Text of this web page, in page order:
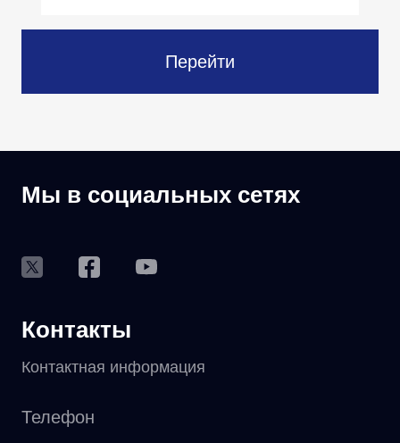
Перейти
Мы в социальных сетях
Контакты
Контактная информация
Телефон